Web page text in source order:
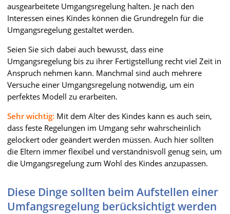
ausgearbeitete Umgangsregelung halten. Je nach den
Interessen eines Kindes können die Grundregeln für die
Umgangsregelung gestaltet werden.
Seien Sie sich dabei auch bewusst, dass eine
Umgangsregelung bis zu ihrer Fertigstellung recht viel Zeit in
Anspruch nehmen kann. Manchmal sind auch mehrere
Versuche einer Umgangsregelung notwendig, um ein
perfektes Modell zu erarbeiten.
Sehr wichtig: Mit dem Alter des Kindes kann es auch sein,
dass feste Regelungen im Umgang sehr wahrscheinlich
gelockert oder geändert werden müssen. Auch hier sollten
die Eltern immer flexibel und verständnisvoll genug sein, um
die Umgangsregelung zum Wohl des Kindes anzupassen.
Diese Dinge sollten beim Aufstellen einer
Umfangsregelung berücksichtigt werden